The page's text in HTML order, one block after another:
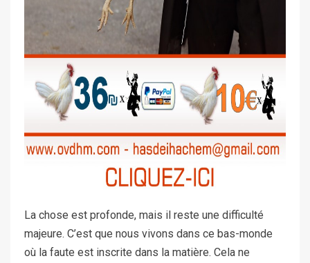
La chose est profonde, mais il reste une difficulté
majeure. C’est que nous vivons dans ce bas-monde
où la faute est inscrite dans la matière. Cela ne